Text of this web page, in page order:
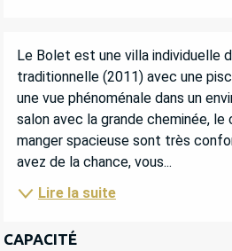
DESCRIPTION
Le Bolet est une villa individuelle
traditionnelle (2011) avec une
une vue phénoménale dans un
salon avec la grande cheminée,
manger spacieuse sont très
avez de la chance, vous...
Lire la suite
CAPACITÉ